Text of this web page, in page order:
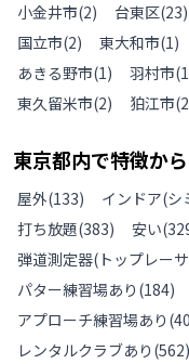
小金井市(2) 台東区(23)
国立市(2) 東大和市(1)
あきる野市(1) 羽村市(1
東久留米市(2) 狛江市(2
東京都内で特徴か
屋外(133) インドア(シ
打ち放題(383) 安い(
弾道測定器(トップレー
パター練習場あり (184)
アプローチ練習場あり (40
レンタルクラブあり (562)